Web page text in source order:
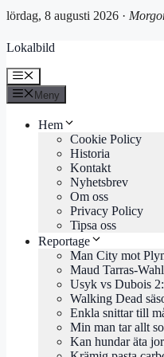
lördag, 8 augusti 2026 ·
till
Lokalbild
Meny
Meny
Hem
Cookie Policy
Historia
Kontakt
Nyhetsbrev
Om oss
Privacy Policy
Tipsa oss
Reportage
Man City mot
Maud Tarras-
Usyk vs Dubois
Walking Dead
Enkla snittar till
Min man tar allt
Kan hundar äta